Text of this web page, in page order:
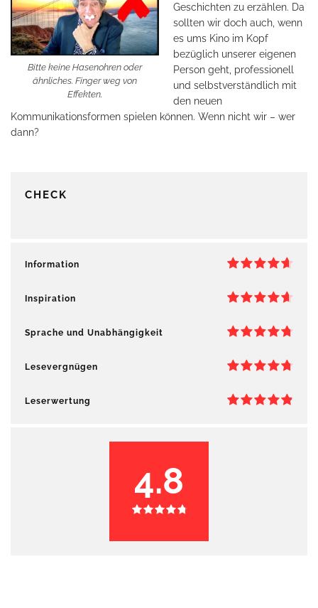
Bitte keine Hasenohren oder
ähnliches. Finger weg von
Effekten.
Geschichten zu erzählen. Da
sollten wir doch auch, wenn
es ums Kino im Kopf
bezüglich unserer eigenen
Person geht, professionell
und selbstverständlich mit
den neuen
Kommunikationsformen spielen können. Wenn nicht wir – wer
dann?
CHECK
Information
Inspiration
Sprache und Unabhängigkeit
Lesevergnügen
Leserwertung
4.8